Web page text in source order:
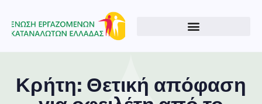
Κρήτη: Θετική απόφαση